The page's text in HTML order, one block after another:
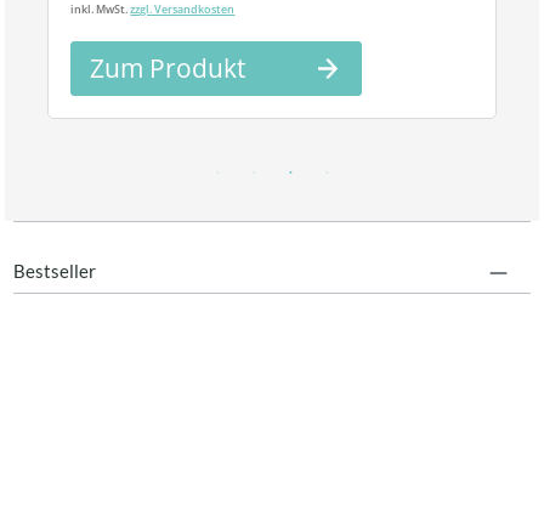
inkl. MwSt.zzgl. Versandkosten
Zum Produkt
Bestseller